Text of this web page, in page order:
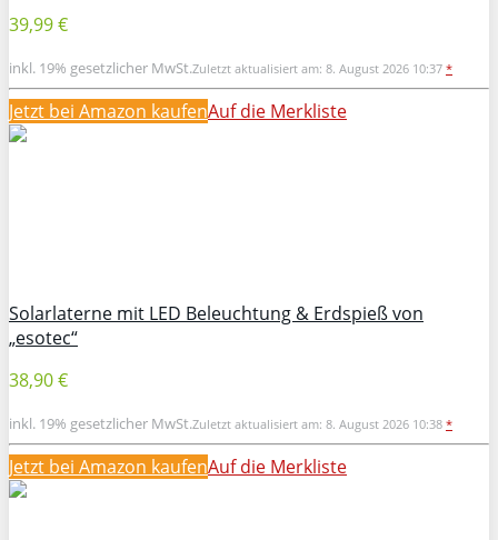
39,99 €
inkl. 19% gesetzlicher MwSt.Zuletzt aktualisiert am: 8. August 2026 10:37 *
Jetzt bei Amazon kaufenAuf die Merkliste
Solarlaterne mit LED Beleuchtung & Erdspieß von
„esotec“
38,90 €
inkl. 19% gesetzlicher MwSt.Zuletzt aktualisiert am: 8. August 2026 10:38 *
Jetzt bei Amazon kaufenAuf die Merkliste